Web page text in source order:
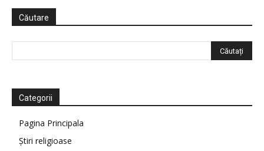
Căutare
Categorii
Pagina Principala
Știri religioase